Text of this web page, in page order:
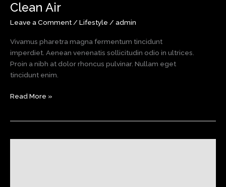
Clean Air
Leave a Comment/ Lifestyle / admin
Vivamus pharetra magna fermentum tincidunt
imperdiet. Aenean venenatis sollicitudin odio in ultrices.
Proin a nibh at dolor rhoncus pulvinar. Nullam eget
tincidunt enim.
Clean
Read More »